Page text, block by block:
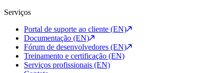
Serviços
Portal de suporte ao cliente (EN)
Documentação (EN)
Fórum de desenvolvedores (EN)
Treinamento e certificação (EN)
Serviços profissionais (EN)